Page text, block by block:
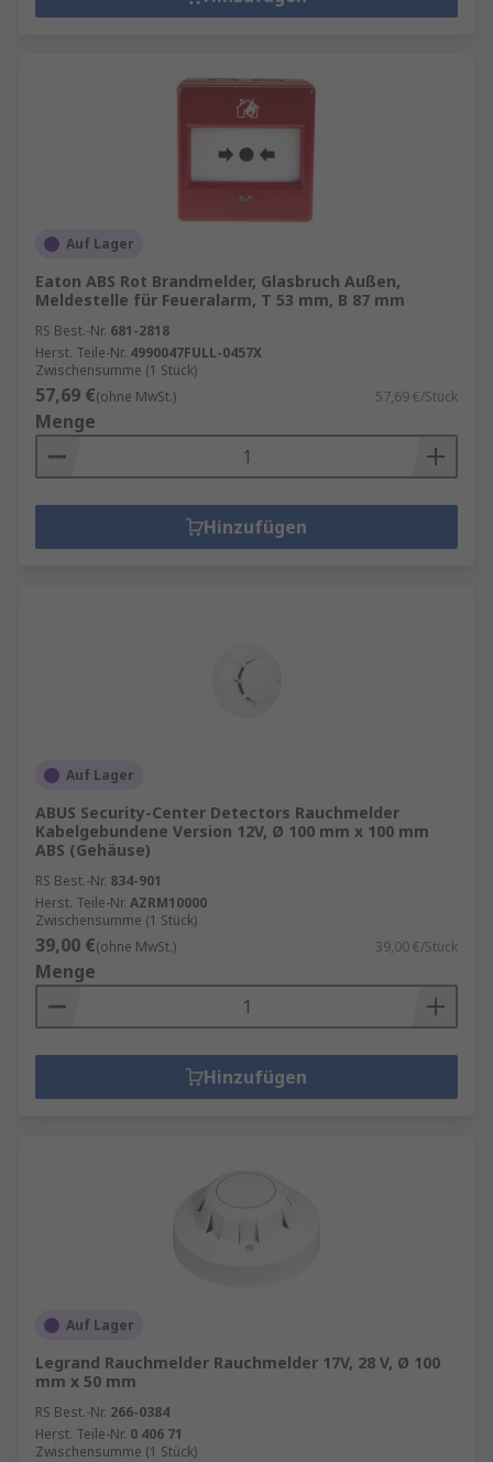
Auf Lager
Eaton ABS Rot Brandmelder, Glasbruch Außen,
Meldestelle für Feueralarm, T 53 mm, B 87 mm
RS Best.-Nr. 681-2818
Herst. Teile-Nr. 4990047FULL-0457X
Zwischensumme (1 Stück)
57,69 €(ohne MwSt.) 57,69 €/Stück
Menge
Hinzufügen
Auf Lager
ABUS Security-Center Detectors Rauchmelder
Kabelgebundene Version 12V, Ø 100 mm x 100 mm
ABS (Gehäuse)
RS Best.-Nr. 834-901
Herst. Teile-Nr. AZRM10000
Zwischensumme (1 Stück)
39,00 €(ohne MwSt.) 39,00 €/Stück
Menge
Hinzufügen
Auf Lager
Legrand Rauchmelder Rauchmelder 17V, 28 V, Ø 100
mm x 50 mm
RS Best.-Nr. 266-0384
Herst. Teile-Nr. 0 406 71
Zwischensumme (1 Stück)